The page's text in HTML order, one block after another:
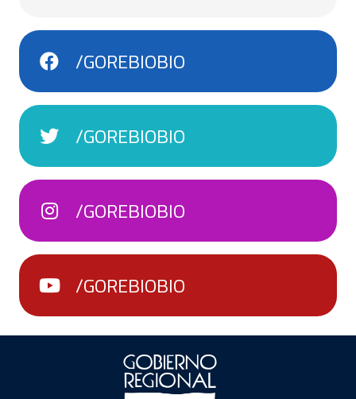
/GOREBIOBIO
/GOREBIOBIO
/GOREBIOBIO
/GOREBIOBIO